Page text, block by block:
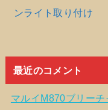
ンライト取り付け
最近のコメント
マルイM870ブリーチ